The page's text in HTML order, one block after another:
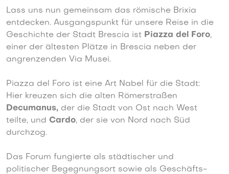
Lass uns nun gemeinsam das römische Brixia
entdecken. Ausgangspunkt für unsere Reise in die
Geschichte der Stadt Brescia ist Piazza del Foro,
einer der ältesten Plätze in Brescia neben der
angrenzenden Via Musei.
Piazza del Foro ist eine Art Nabel für die Stadt:
Hier kreuzen sich die alten Römerstraßen
Decumanus, der die Stadt von Ost nach West
teilte, und Cardo, der sie von Nord nach Süd
durchzog.
Das Forum fungierte als städtischer und
politischer Begegnungsort sowie als Geschäfts-